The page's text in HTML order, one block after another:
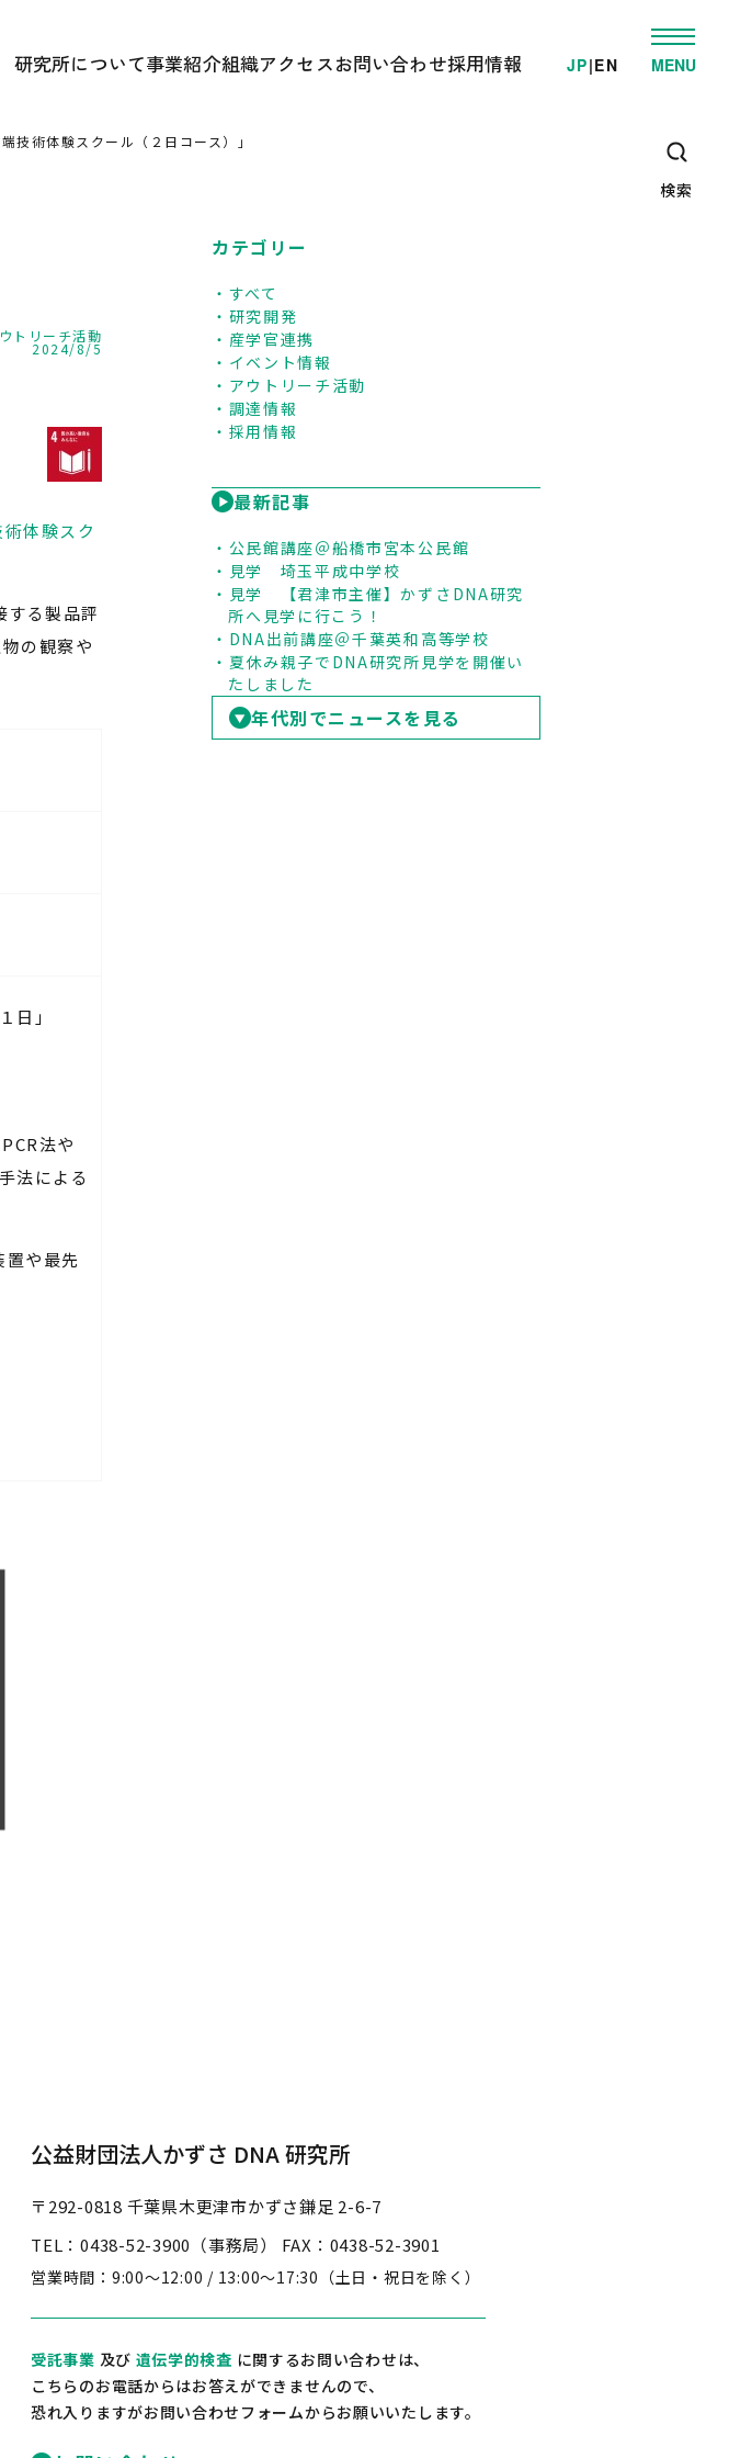
研究所について
かずさDNA研究所 概要
事業紹介
② 遺伝学的検査/各種受託解析
組織
先端研究開発部
DNAリサーチ出版局
企画管理部
アクセスお問い合わせ採用情報 JP|EN MENU
検索
技術体験スクール（２日コース）」
2024/8/5
トリーチ活動
体験スク
する製品評
の観察や
日」
法や
法による
置や最先
カテゴリー
すべて
研究開発
産学官連携
イベント情報
アウトリーチ活動
調達情報
採用情報
最新記事
公民館講座＠船橋市宮本公民館
見学 埼玉平成中学校
見学 【君津市主催】かずさDNA研究
所へ見学に行こう！
DNA出前講座＠千葉英和高等学校
夏休み親子でDNA研究所見学を開催い
たしました
年代別でニュースを見る
公益財団法人かずさ DNA 研究所
〒292-0818 千葉県木更津市かずさ鎌足 2-6-7
TEL：0438-52-3900（事務局） FAX：0438-52-3901
営業時間： 9:00～12:00 / 13:00～17:30 （土日・祝日を除く）
受託事業 及び 遺伝学的検査 に関するお問い合わせは、
こちらのお電話からはお答えができませんので、
恐れ入りますがお問い合わせフォームからお願いいたします。